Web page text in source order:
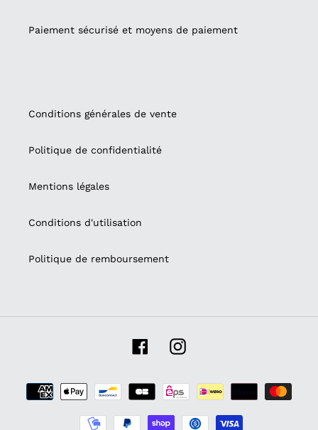
Paiement sécurisé et moyens de paiement
Conditions générales de vente
Politique de confidentialité
Mentions légales
Conditions d'utilisation
Politique de remboursement
FacebookInstagram
Moyens
de
paiement